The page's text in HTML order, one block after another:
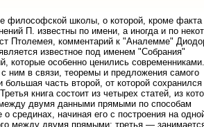
философской школы, о которой, кроме факта
П. известны по имени, а иногда и по
Птолемея, комментарий к "Аналемме"
известное под именем "Собрания"
которые особенно ценились
ним в связи, теоремы и предложения самого
часть второй, от которой сохранился
книга состоит из четырех статей, из
двумя данными прямыми по способам
срединах, начиная его с построения на
между двумя прямыми; третья —